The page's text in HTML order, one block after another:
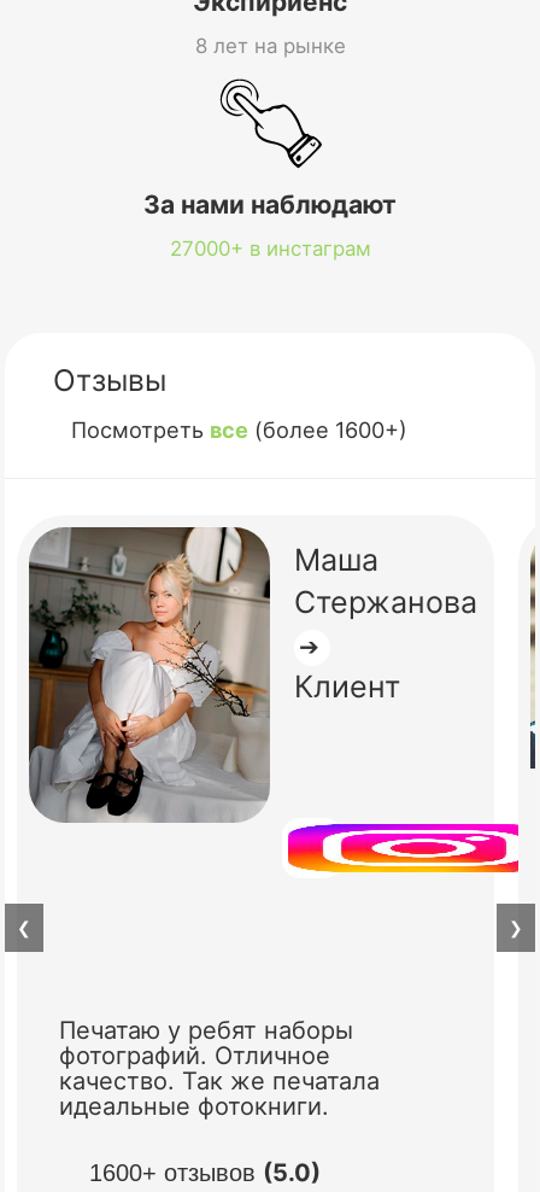
8 лет на рынке
За нами наблюдают
27000+ в инстаграм
Отзывы
Посмотреть все (более 1600+)
Маша
Стержанова
➔
Клиент
1600+ отзывов (5.0)
Печатаю у ребят наборы
фотографий. Отличное
качество. Так же печатала
идеальные фотокниги.
❮ ❯